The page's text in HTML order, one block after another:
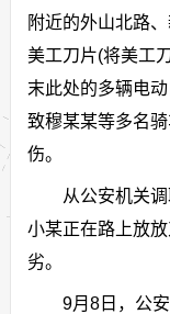
附近的外山北路
美工刀片(将美工
末此处的多辆电
致穆某某等多名
伤。
从公安机关调
小某正在路上放
劣。
9月8日，公安